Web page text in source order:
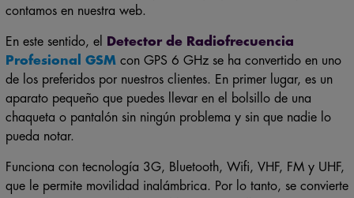
contamos en nuestra web.
En este sentido, el
Detector de Radiofrecuencia
Profesional GSMcon GPS 6 GHz se ha convertido en uno
de los preferidos por nuestros clientes. En primer lugar, es un
aparato pequeño que puedes llevar en el bolsillo de una
chaqueta o pantalón sin ningún problema y sin que nadie lo
pueda notar.
Funciona con tecnología 3G, Bluetooth, Wifi, VHF, FM y UHF,
que le permite movilidad inalámbrica. Por lo tanto, se convierte